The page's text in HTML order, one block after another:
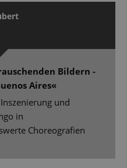
Bildern -
Aires«
und
in
Choreografien